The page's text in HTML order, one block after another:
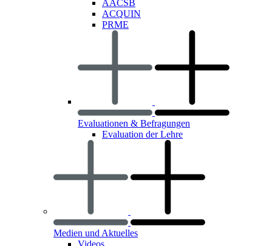
AACSB
ACQUIN
PRME
Evaluationen & Befragungen
Evaluation der Lehre
Medien und Aktuelles
Videos